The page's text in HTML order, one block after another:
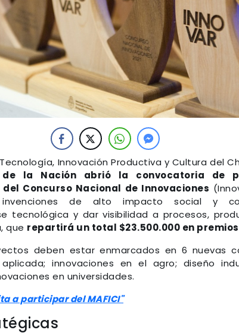
Innovación Productiva y Cultura del
de la Nación abrió la convocatoria de
Concurso Nacional de Innovaciones
de alto impacto social y
tecnológica y dar visibilidad a procesos,
que repartirá un total $23.500.000 en
deben estar enmarcados en 6 nuevas
aplicada; innovaciones en el agro; diseño
en universidades.
a participar del MAFICI"